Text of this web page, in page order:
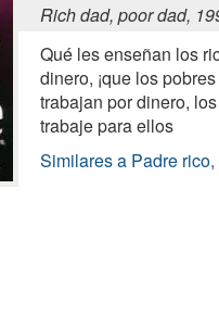
Rich dad, poor dad,
Qué les enseñan los
dinero, ¡que los
trabajan por dinero,
trabaje para ellos
Similares a Padre